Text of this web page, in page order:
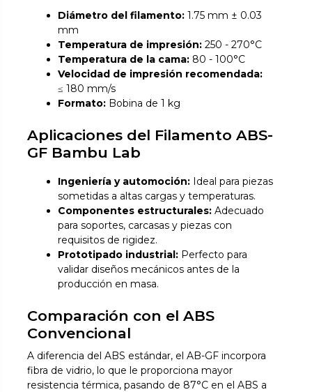
Diámetro del filamento: 1.75 mm ± 0.03
mm
Temperatura de impresión: 250 - 270°C
Temperatura de la cama: 80 - 100°C
Velocidad de impresión recomendada:
≤ 180 mm/s
Formato: Bobina de 1 kg
Aplicaciones del Filamento ABS-
GF Bambu Lab
Ingeniería y automoción: Ideal para piezas
sometidas a altas cargas y temperaturas.
Componentes estructurales: Adecuado
para soportes, carcasas y piezas con
requisitos de rigidez.
Prototipado industrial: Perfecto para
validar diseños mecánicos antes de la
producción en masa.
Comparación con el ABS
Convencional
A diferencia del ABS estándar, el AB-GF incorpora
fibra de vidrio, lo que le proporciona mayor
resistencia térmica, pasando de 87°C en el ABS a